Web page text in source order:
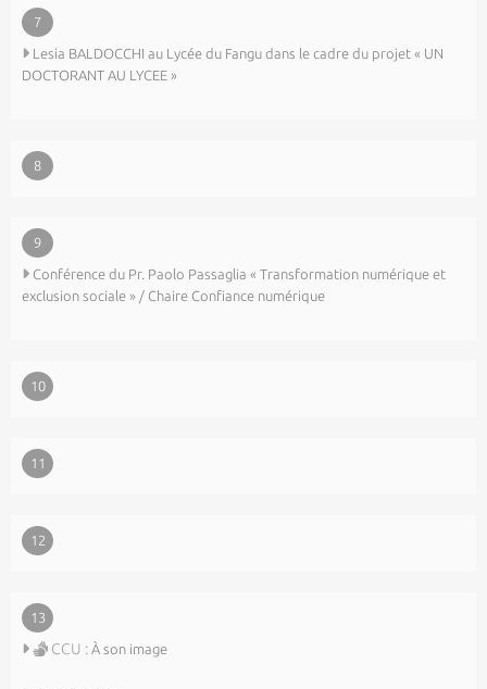
7
Lesia BALDOCCHI au Lycée du Fangu dans le cadre du projet « UN
DOCTORANT AU LYCEE »
8
9
Conférence du Pr. Paolo Passaglia « Transformation numérique et
exclusion sociale » / Chaire Confiance numérique
10
11
12
13
CCU : À son image